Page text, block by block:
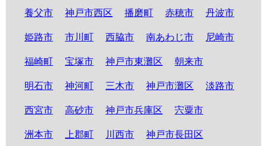
養父市
神戸市西区 播磨町 赤穂市 丹波市
姫路市 市川町 西脇市 南あわじ市 尼崎市
福崎町 宝塚市 神戸市東灘区 朝来市
明石市 神河町 三木市 神戸市灘区 淡路市
西宮市 高砂市 神戸市兵庫区 宍粟市
洲本市 上郡町 川西市 神戸市長田区